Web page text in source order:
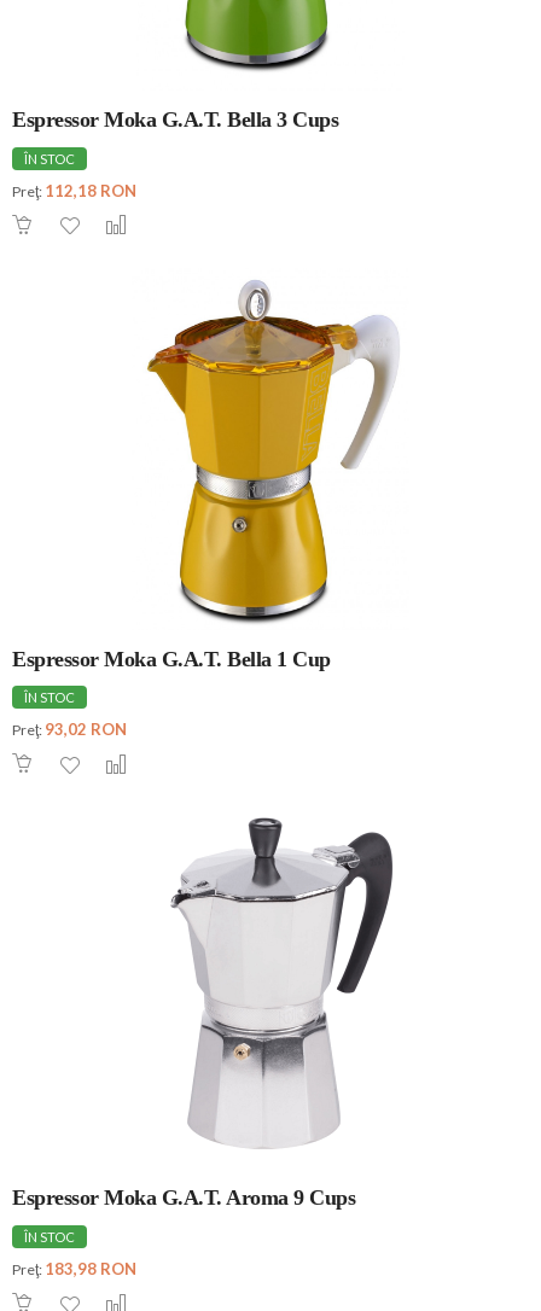
Espressor Moka G.A.T. Bella 3 Cups
ÎN STOC
Preţ: 112,18 RON
Espressor Moka G.A.T. Bella 1 Cup
ÎN STOC
Preţ: 93,02 RON
Espressor Moka G.A.T. Aroma 9 Cups
ÎN STOC
Preţ: 183,98 RON